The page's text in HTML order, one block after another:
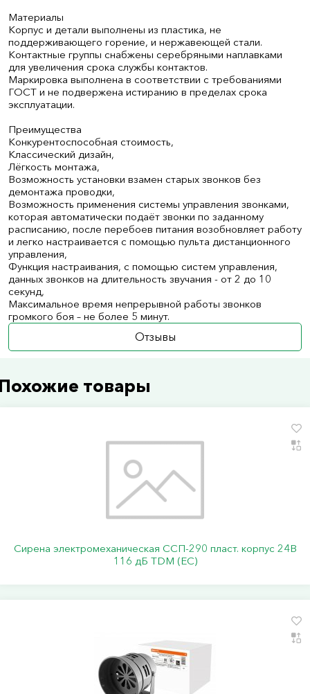
Материалы
Корпус и детали выполнены из пластика, не
поддерживающего горение, и нержавеющей стали.
Контактные группы снабжены серебряными наплавками
для увеличения срока службы контактов.
Маркировка выполнена в соответствии с требованиями
ГОСТ и не подвержена истиранию в пределах срока
эксплуатации.
Преимущества
Конкурентоспособная стоимость,
Классический дизайн,
Лёгкость монтажа,
Возможность установки взамен старых звонков без
демонтажа проводки,
Возможность применения системы управления звонками,
которая автоматически подаёт звонки по заданному
расписанию, после перебоев питания возобновляет работу
и легко настраивается с помощью пульта дистанционного
управления,
Функция настраивания, с помощью систем управления,
данных звонков на длительность звучания - от 2 до 10
секунд,
Максимальное время непрерывной работы звонков
громкого боя – не более 5 минут.
Отзывы
товары
Сирена электромеханическая ССП-290 пласт. корпус 24В
116 дБ TDM (ЕС)